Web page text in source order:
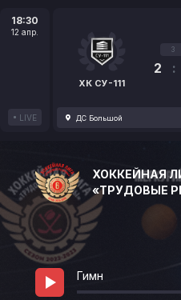
18:30
12 апр.
LIVE
ХК СУ-111
3
2 :
ДС Большой
ХОККЕЙНАЯ
«ТРУДОВЫЕ
Гимн